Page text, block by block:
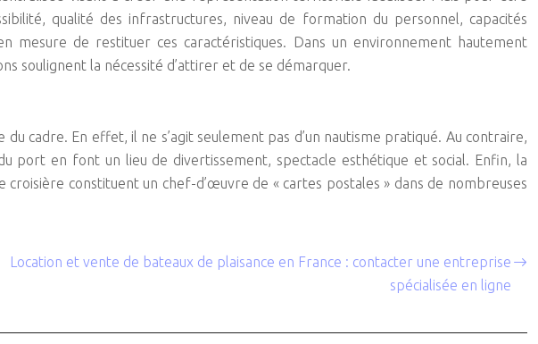
qualité des infrastructures, niveau de formation du personnel, capacités
de restituer ces caractéristiques. Dans un environnement hautement
soulignent la nécessité d’attirer et de se démarquer.
cadre. En effet, il ne s’agit seulement pas d’un nautisme pratiqué. Au contraire,
port en font un lieu de divertissement, spectacle esthétique et social. Enfin, la
constituent un chef-d’œuvre de « cartes postales » dans de nombreuses
Location et vente de bateaux de plaisance en France : contacter une entreprise
spécialisée en ligne